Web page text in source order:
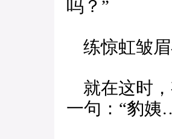
吗？”
练惊虹皱眉
就在这时，
一句：“豹